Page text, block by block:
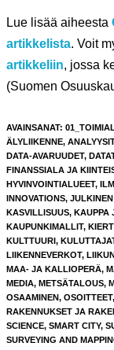
Lue lisää aiheesta
artikkelista. Voit
artikkeliin, jossa
(Suomen
AVAINSANAT:
ÄLYLIIKENNE, ANALYYSIT
DATA-AVARUUDET,
FINANSSIALA JA
HYVINVOINTIALUEET,
INNOVATIONS,
KASVILLISUUS, KAUPPA
KAUPUNKIMALLIT,
KULTTUURI,
LIIKENNEVERKOT,
MAA- JA KALLIOPERÄ,
MEDIA, METSÄTALOUS,
OSAAMINEN, OSOITTEET,
RAKENNUKSET JA
SCIENCE, SMART CITY,
SURVEYING AND